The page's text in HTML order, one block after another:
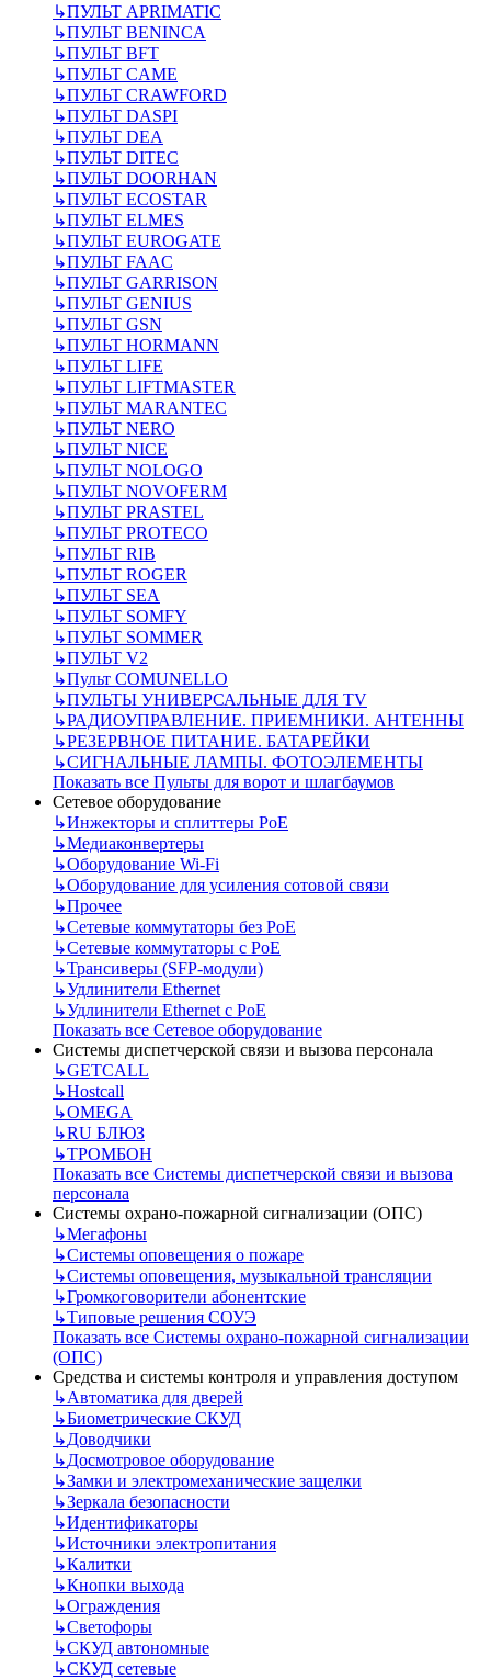
↳ПУЛЬТ APRIMATIC
↳ПУЛЬТ BENINCA
↳ПУЛЬТ BFT
↳ПУЛЬТ CAME
↳ПУЛЬТ CRAWFORD
↳ПУЛЬТ DASPI
↳ПУЛЬТ DEA
↳ПУЛЬТ DITEC
↳ПУЛЬТ DOORHAN
↳ПУЛЬТ ECOSTAR
↳ПУЛЬТ ELMES
↳ПУЛЬТ EUROGATE
↳ПУЛЬТ FAAC
↳ПУЛЬТ GARRISON
↳ПУЛЬТ GENIUS
↳ПУЛЬТ GSN
↳ПУЛЬТ HORMANN
↳ПУЛЬТ LIFE
↳ПУЛЬТ LIFTMASTER
↳ПУЛЬТ MARANTEC
↳ПУЛЬТ NERO
↳ПУЛЬТ NICE
↳ПУЛЬТ NOLOGO
↳ПУЛЬТ NOVOFERM
↳ПУЛЬТ PRASTEL
↳ПУЛЬТ PROTECO
↳ПУЛЬТ RIB
↳ПУЛЬТ ROGER
↳ПУЛЬТ SEA
↳ПУЛЬТ SOMFY
↳ПУЛЬТ SOMMER
↳ПУЛЬТ V2
↳Пульт СOMUNELLO
↳ПУЛЬТЫ УНИВЕРСАЛЬНЫЕ ДЛЯ TV
↳РАДИОУПРАВЛЕНИЕ. ПРИЕМНИКИ. АНТЕННЫ
↳РЕЗЕРВНОЕ ПИТАНИЕ. БАТАРЕЙКИ
↳СИГНАЛЬНЫЕ ЛАМПЫ. ФОТОЭЛЕМЕНТЫ
Показать все Пульты для ворот и шлагбаумов
Сетевое оборудование
↳Инжекторы и сплиттеры РоЕ
↳Медиаконвертеры
↳Оборудование Wi-Fi
↳Оборудование для усиления сотовой связи
↳Прочее
↳Сетевые коммутаторы без РоЕ
↳Сетевые коммутаторы с РоЕ
↳Трансиверы (SFP-модули)
↳Удлинители Ethernet
↳Удлинители Ethernet с PoE
Показать все Сетевое оборудование
Системы диспетчерской связи и вызова персонала
↳GETCALL
↳Hostcall
↳OMEGA
↳RU БЛЮЗ
↳ТРОМБОН
Показать все Системы диспетчерской связи и вызова
персонала
Системы охрано-пожарной сигнализации (ОПС)
↳Мегафоны
↳Системы оповещения о пожаре
↳Системы оповещения, музыкальной трансляции
↳Громкоговорители абонентские
↳Типовые решения СОУЭ
Показать все Системы охрано-пожарной сигнализации
(ОПС)
Средства и системы контроля и управления доступом
↳Автоматика для дверей
↳Биометрические СКУД
↳Доводчики
↳Досмотровое оборудование
↳Замки и электромеханические защелки
↳Зеркала безопасности
↳Идентификаторы
↳Источники электропитания
↳Калитки
↳Кнопки выхода
↳Ограждения
↳Светофоры
↳СКУД автономные
↳СКУД сетевые